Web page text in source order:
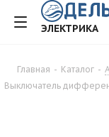
ЭЛЕКТРИКА
Главная - Каталог -
Выключатель